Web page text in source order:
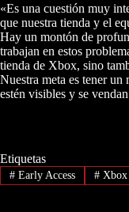
«Es una cuestión muy
que nuestra tienda y el
Hay un montón de
trabajan en estos
tienda de Xbox, sino
Nuestra meta es tener
estén visibles y se
Etiquetas
#Early Access #Xbox